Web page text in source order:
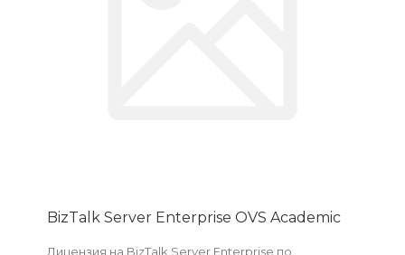
BizTalk Server Enterprise OVS Academic
Лицензия на BizTalk Server Enterprise по